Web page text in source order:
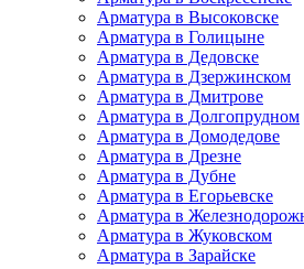
Арматура в Высоковске
Арматура в Голицыне
Арматура в Дедовске
Арматура в Дзержинском
Арматура в Дмитрове
Арматура в Долгопрудном
Арматура в Домодедове
Арматура в Дрезне
Арматура в Дубне
Арматура в Егорьевске
Арматура в
Арматура в Жуковском
Арматура в Зарайске